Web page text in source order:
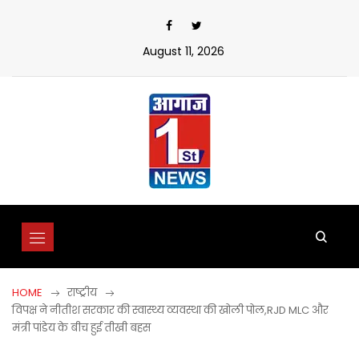
August 11, 2026
HOME
राष्ट्रीय
विपक्ष ने नीतीश सरकार की स्वास्थ्य व्यवस्था की खोली पोल,RJD MLC और
मंत्री पांडेय के बीच हुई तीखी बहस